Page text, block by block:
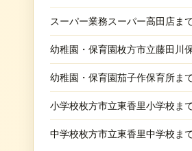
スーパー業務スーパー高田店ま
幼稚園・保育園枚方市立藤田川
幼稚園・保育園茄子作保育所ま
小学校枚方市立東香里小学校ま
中学校枚方市立東香里中学校ま